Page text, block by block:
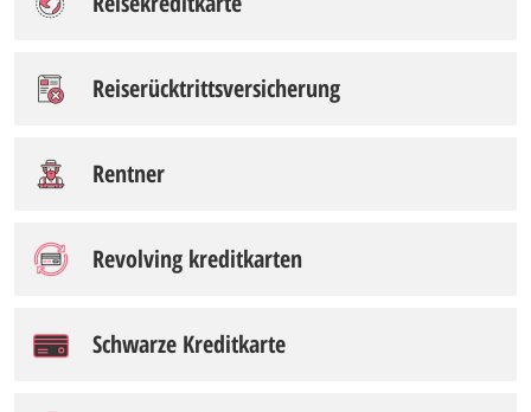
Reiserücktrittsversicherung
Rentner
Revolving kreditkarten
Schwarze Kreditkarte